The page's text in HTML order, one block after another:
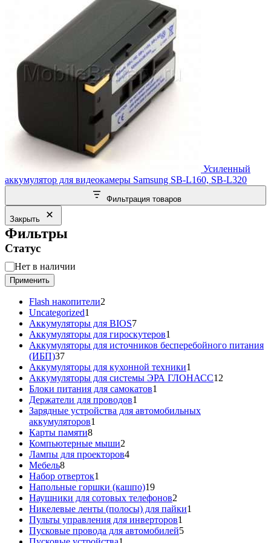
Усиленный
аккумулятор для видеокамеры Samsung SB-L160, SB-L320
Фильтрация товаров
Закрыть
Фильтры
Статус
Статус
Нет в наличии
Применить
Flash накопители2
Uncategorized1
товар
Аккумуляторы для BIOS77
товаров
Аккумуляторы для гироскутеров1
товар
Аккумуляторы для источников бесперебойного питания
(ИБП)3737
товаров
Аккумуляторы для кухонной техники1
товар
Аккумуляторы для системы ЭРА ГЛОНАСС12
Блоки питания для самокатов1
Держатели для проводов1
товар
Зарядные устройства для автомобильных
аккумуляторов1
Карты памяти88
товаров
Компьютерные мыши2
товара
Лампы для проекторов44
Мебель88
товаров
Набор отверток1
товар
Напольные горшки (кашпо)1919
товаров
Наушники для сотовых телефонов2
товара
Никелевые ленты (полосы) для пайки1
Пульты управления для инверторов1
товар
Пусковые провода для автомобилей55